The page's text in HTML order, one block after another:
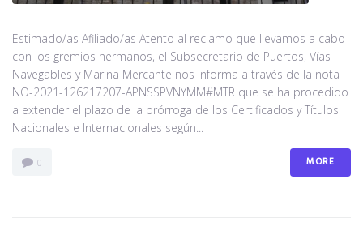
Estimado/as Afiliado/as Atento al reclamo que llevamos a cabo
con los gremios hermanos, el Subsecretario de Puertos, Vías
Navegables y Marina Mercante nos informa a través de la nota
NO-2021-126217207-APNSSPVNYMM#MTR que se ha procedido
a extender el plazo de la prórroga de los Certificados y Títulos
Nacionales e Internacionales según...
0 MORE